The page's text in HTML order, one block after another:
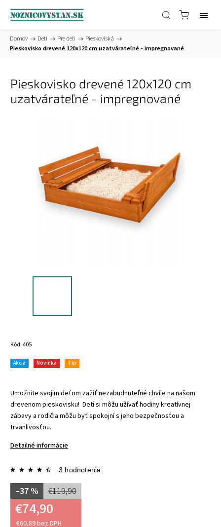
Domov / Deti / Pre deti / Pieskoviská /
Pieskovisko drevené 120x120 cm uzatvárateľné - impregnované
Pieskovisko drevené 120x120 cm
uzatvárateľné - impregnované
Kód:405
Akcia Novinka Tip
Umožnite svojim deťom zažiť nezabudnuteľné chvíle na našom
drevenom pieskovisku! Deti si môžu užívať hodiny kreatívnej
zábavy a rodičia môžu byť spokojní s jeho bezpečnosťou a
trvanlivosťou.
Detailné informácie
3 hodnotenia
€119,90
–37 %
€74,90
€60,89 bez DPH